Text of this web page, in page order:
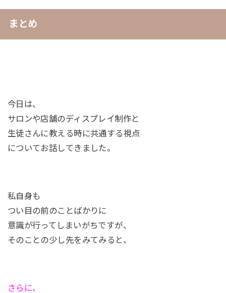
まとめ
今日は、
サロンや店舗のディスプレイ制作と
生徒さんに教える時に共通する視点
についてお話してきました。
私自身も
つい目の前のことばかりに
意識が行ってしまいがちですが、
そのことの少し先をみてみると、
さらに、